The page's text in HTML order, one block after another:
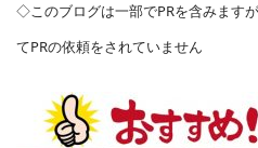
◇このブログは一部でPRを含みます
てPRの依頼をされていません